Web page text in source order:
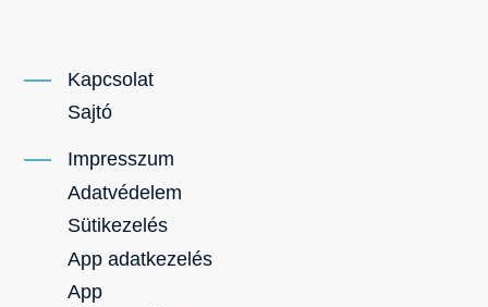
Kapcsolat
Sajtó
Impresszum
Adatvédelem
Sütikezelés
App adatkezelés
App